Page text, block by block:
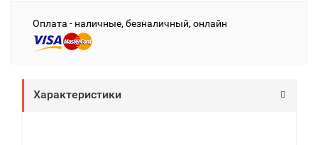
Оплата - наличные, безналичный, онлайн
Характеристики